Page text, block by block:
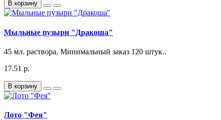
В корзину
Мыльные пузыри "Дракоша"
45 мл. раствора. Минимальный заказ 120 штук..
17.51 р.
В корзину
Лото "Фея"